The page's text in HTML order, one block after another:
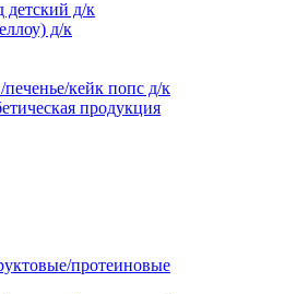
детский д/к
д/к
кейк попс д/к
продукция
протеиновые